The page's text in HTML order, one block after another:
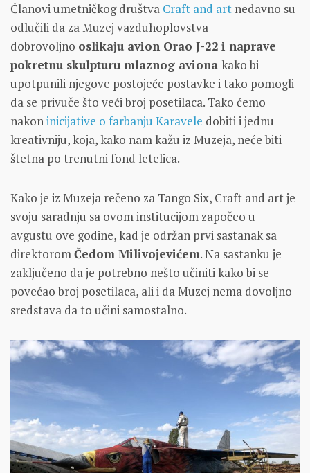
Članovi umetničkog društva Craft and art nedavno su
odlučili da za Muzej vazduhoplovstva
dobrovoljno oslikaju avion Orao J-22 i naprave
pokretnu skulpturu mlaznog aviona kako bi
upotpunili njegove postojeće postavke i tako pomogli
da se privuče što veći broj posetilaca. Tako ćemo
nakoninicijative o farbanju Karavele dobiti i jednu
kreativniju, koja, kako nam kažu iz Muzeja, neće biti
štetna po trenutni fond letelica.
Kako je iz Muzeja rečeno za Tango Six, Craft and art je
svoju saradnju sa ovom institucijom započeo u
avgustu ove godine, kad je održan prvi sastanak sa
direktoromČedom Milivojevićem. Na sastanku je
zaključeno da je potrebno nešto učiniti kako bi se
povećao broj posetilaca, ali i da Muzej nema dovoljno
sredstava da to učini samostalno.